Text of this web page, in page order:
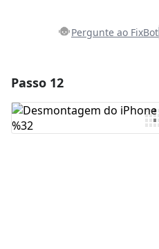
Pergunte ao FixBot
Comentar
Passo 12